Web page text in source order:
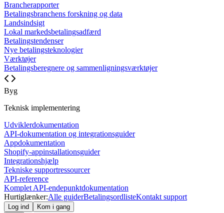
Brancherapporter
Betalingsbranchens forskning og data
Landsindsigt
Lokal markedsbetalingsadfærd
Betalingstendenser
Nye betalingsteknologier
Værktøjer
Betalingsberegnere og sammenligningsværktøjer
Byg
Teknisk implementering
Udviklerdokumentation
API-dokumentation og integrationsguider
Appdokumentation
Shopify-appinstallationsguider
Integrationshjælp
Tekniske supportressourcer
API-reference
Komplet API-endepunktdokumentation
Hurtiglænker:Alle guiderBetalingsordlisteKontakt support
Log ind Kom i gang